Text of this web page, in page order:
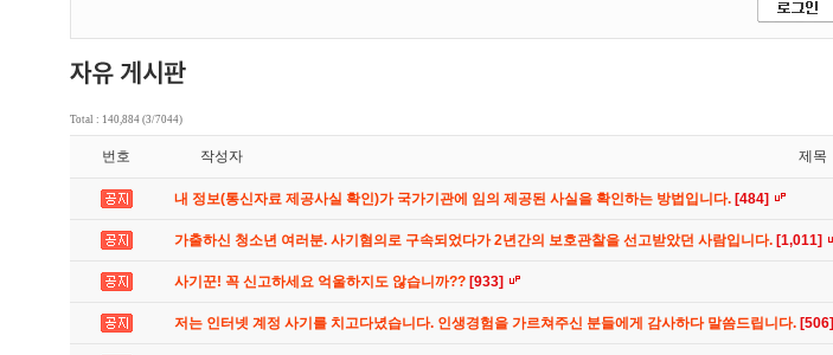
Total : 140,884 (3/7044)
번호 작성자 제목
내 정보(통신자료 제공사실 확인)가 국가기관에 임의 제공된 사실을 확인하는 방법입니다. [484]
가출하신 청소년 여러분. 사기혐의로 구속되었다가 2년간의 보호관찰을 선고받았던 사람입니다. [1,011]
사기꾼! 꼭 신고하세요 억울하지도 않습니까?? [933]
저는 인터넷 계정 사기를 치고다녔습니다. 인생경험을 가르쳐주신 분들에게 감사하다 말씀드립니다. [506]